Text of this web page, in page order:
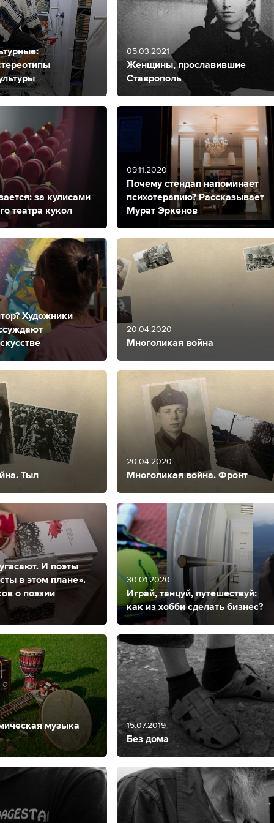
05.03.2021
Женщины, прославившие
Ставрополь
за кулисами
театра кукол
09.11.2020
Почему стендап напоминает
психотерапию? Рассказывает
Мурат Эркенов
Художники
20.04.2020
Многоликая война
Тыл
20.04.2020
Многоликая война. Фронт
И поэты
в этом плане».
о поэзии
30.01.2020
Играй, танцуй, путешествуй:
как из хобби сделать бизнес?
музыка 15.07.2019
Без дома